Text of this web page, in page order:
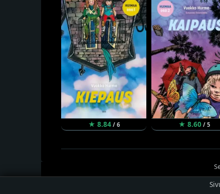
★ 8.84/ 6 ★ 8.60/ 5